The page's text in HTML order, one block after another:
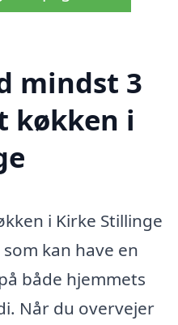
mindst 3
køkken i
i Kirke Stillinge
kan have en
både hjemmets
Når du overvejer